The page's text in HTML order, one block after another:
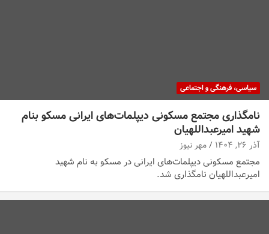
سیاسی، فرهنگی و اجتماعی
نامگذاری مجتمع مسکونی دیپلمات‌های ایرانی مسکو بنام
شهید امیرعبداللهیان
آذر ۲۶, ۱۴۰۴ مهر نیوز
مجتمع مسکونی دیپلمات‌های ایرانی در مسکو به نام شهید
امیرعبداللهیان نامگذاری شد.